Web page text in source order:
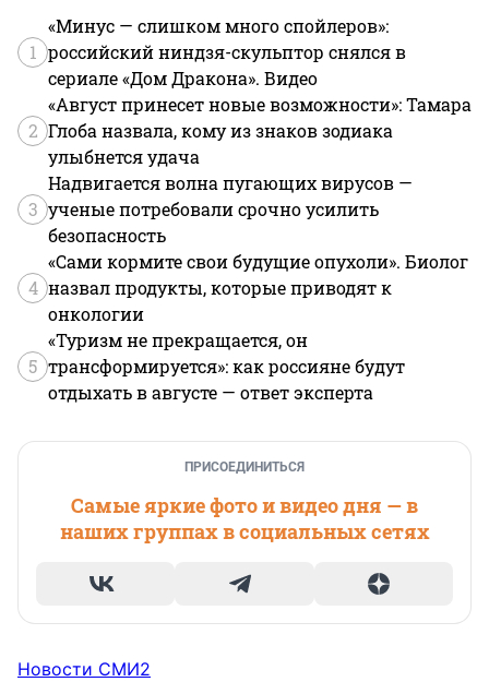
1
«Минус — слишком много спойлеров»:
российский ниндзя-скульптор снялся в
сериале «Дом Дракона». Видео
2
«Август принесет новые возможности»: Тамара
Глоба назвала, кому из знаков зодиака
улыбнется удача
3
Надвигается волна пугающих вирусов —
ученые потребовали срочно усилить
безопасность
4
«Сами кормите свои будущие опухоли». Биолог
назвал продукты, которые приводят к
онкологии
5
«Туризм не прекращается, он
трансформируется»: как россияне будут
отдыхать в августе — ответ эксперта
ПРИСОЕДИНИТЬСЯ
Самые яркие фото и видео дня — в
наших группах в социальных сетях
Новости СМИ2